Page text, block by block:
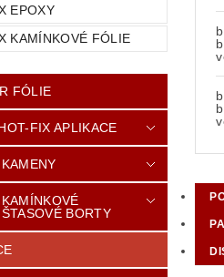
EPOXY
KAMÍNKOVÉ FÓLIE
FÓLIE
FIX APLIKACE
BORTY